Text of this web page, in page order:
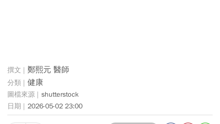
鄭熙元 醫師
健康
shutterstock
2026-05-02 23:00